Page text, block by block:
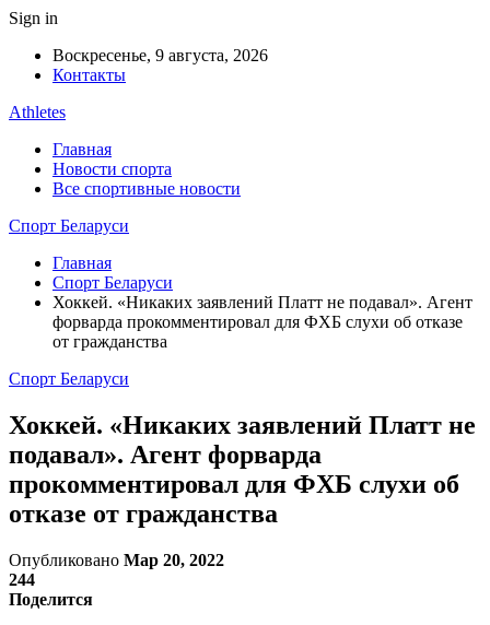
Sign in
Воскресенье, 9 августа, 2026
Контакты
Athletes
Главная
Новости спорта
Все спортивные новости
Спорт Беларуси
Главная
Спорт Беларуси
Хоккей. «Никаких заявлений Платт не подавал». Агент
форварда прокомментировал для ФХБ слухи об отказе
от гражданства
Спорт Беларуси
Хоккей. «Никаких заявлений Платт не
подавал». Агент форварда
прокомментировал для ФХБ слухи об
отказе от гражданства
Опубликовано Мар 20, 2022
244
Поделится